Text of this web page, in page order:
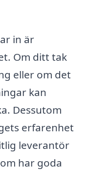
in är
Om ditt tak
eller om det
kan
Dessutom
erfarenhet
leverantör
har goda